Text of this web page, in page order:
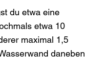
du etwa eine
etwa 10
maximal 1,5
daneben